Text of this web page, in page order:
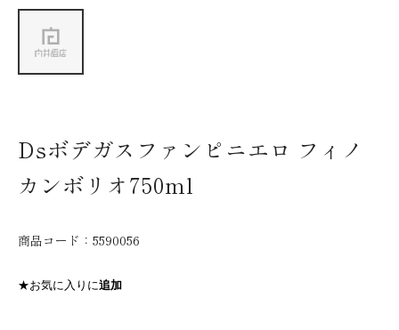
Dsボデガスファンピニエロ フィノ
カンボリオ750ml
商品コード： 5590056
★お気に入りに追加